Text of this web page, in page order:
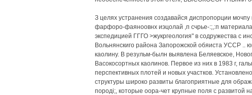
З целях устранения создавайся диспропорции
фарфоро-фаяноовнх иэцолай ,п счрье-:;,:п
экспедицией ГГГО >жукргеология" в содружества с
Вольнянскиго района Запорожской обяиста УССР ..
каолину. В резульм-былн выявлена Беляевское,
Васокосортных каолинов. Первое из них в 1983 г,
перспективных плотей и новых участков.
структуры широко развиты благоприятные для
породі;, которые оора-чет крупные поля с развитой